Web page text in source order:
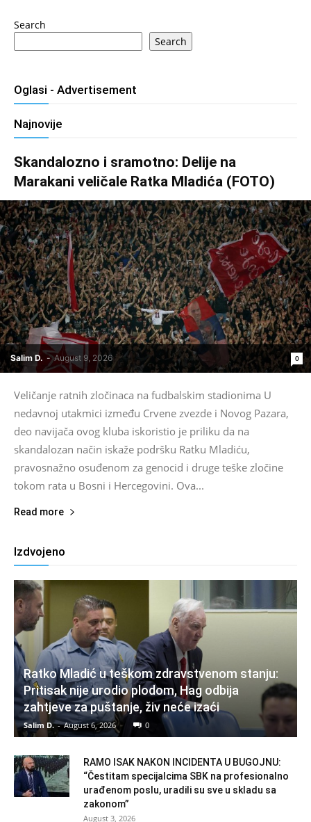
Search
Search
Oglasi - Advertisement
Najnovije
Skandalozno i sramotno: Delije na
Marakani veličale Ratka Mladića (FOTO)
Salim D. - August 9, 2026 0
Veličanje ratnih zločinaca na fudbalskim stadionima U
nedavnoj utakmici između Crvene zvezde i Novog Pazara,
deo navijača ovog kluba iskoristio je priliku da na
skandalozan način iskaže podršku Ratku Mladiću,
pravosnažno osuđenom za genocid i druge teške zločine
tokom rata u Bosni i Hercegovini. Ova...
Read more
Izdvojeno
Ratko Mladić u teškom zdravstvenom stanju:
Pritisak nije urodio plodom, Hag odbija
zahtjeve za puštanje, živ neće izaći
Salim D. - August 6, 2026 0
RAMO ISAK NAKON INCIDENTA U BUGOJNU:
“Čestitam specijalcima SBK na profesionalno
urađenom poslu, uradili su sve u skladu sa
zakonom”
August 3, 2026